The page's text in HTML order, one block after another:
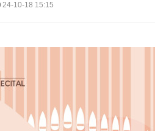
24-10-18 15:15